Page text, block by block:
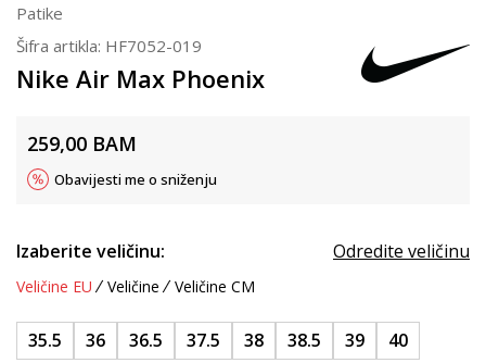
Patike
Šifra artikla: HF7052-019
Nike Air Max Phoenix
259,00 BAM
Obavijesti me o sniženju
Izaberite veličinu: Odredite veličinu
Veličine EU Veličine Veličine CM
35.5 36 36.5 37.5 38 38.5 39 40